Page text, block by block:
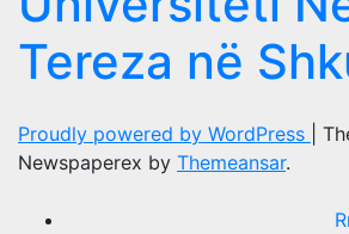
Tereza në
Proudly powered by WordPress
Newspaperex by Themeansar.